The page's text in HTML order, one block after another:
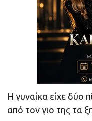
Η γυναίκα είχε δύο
από τον γιο της τα